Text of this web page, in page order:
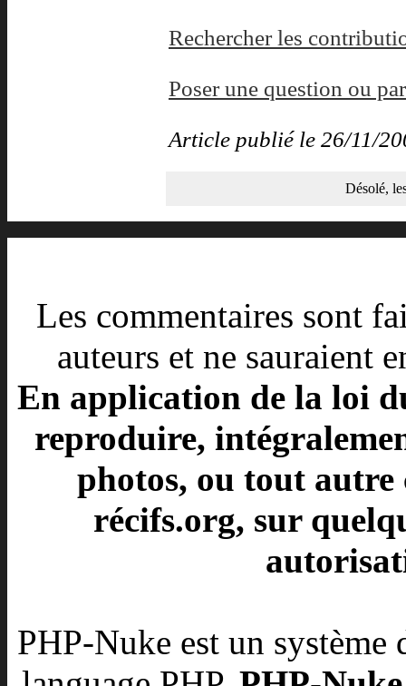
Rechercher les
Poser une question ou
Article publié le 26/11/
Désolé,
Les commentaires sont
auteurs et ne sauraient
En application de la loi
reproduire,
photos, ou tout autre
récifs.org, sur
PHP-Nuke est un